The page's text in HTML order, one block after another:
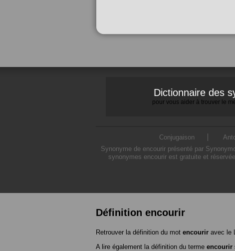
Dictionnaire des
pour vous aider à trouver le
Conjugaison
Synonyme de encourir présenté par
synonymes encourir est gratuite et
Définition encourir
Retrouver la définition du mot encourir avec le
A lire également la définition du terme encourir